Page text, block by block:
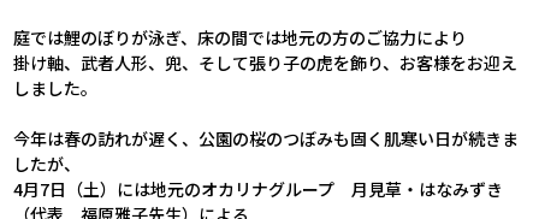
庭では鯉のぼりが泳ぎ、床の間では地元の方のご協力により
掛け軸、武者人形、兜、そして張り子の虎を飾り、お客様をお迎え
しました。
今年は春の訪れが遅く、公園の桜のつぼみも固く肌寒い日が続きま
したが、
4月7日（土）には地元のオカリナグループ 月見草・はなみずき
（代表 福原雅子先生）による